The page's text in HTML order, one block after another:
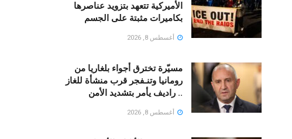
الأميركية تتعهد بتزويد عناصرها
بكاميرات مثبتة على الجسم
أغسطس 8, 2026
مسيّرة تخترق أجواء بلغاريا من
رومانيا وتنـفجر قرب منشأة للغاز
.. راديف يأمر بتشديد الأمن
أغسطس 8, 2026